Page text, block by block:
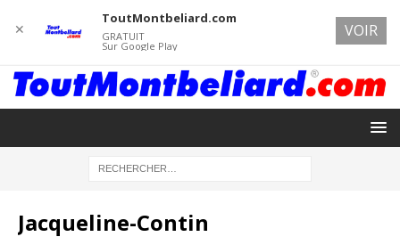
Jacqueline-Contin
✕
ToutMontbeliard.com
GRATUIT
Sur Google Play
VOIR